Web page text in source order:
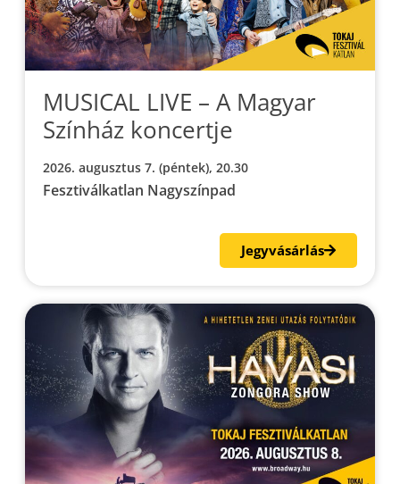
MUSICAL LIVE – A Magyar
Színház koncertje
2026. augusztus 7. (péntek), 20.30
Fesztiválkatlan Nagyszínpad
Jegyvásárlás